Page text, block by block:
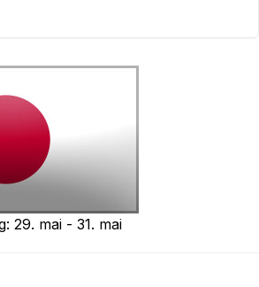
29. mai - 31. mai